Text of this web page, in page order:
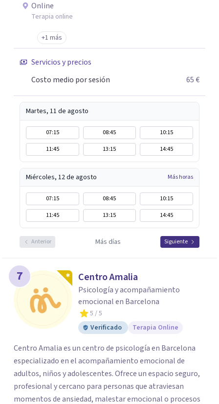
Online
Terapia online
+1 más
Servicios y precios
Costo medio por sesión
65 €
Martes, 11 de agosto
07:15 08:45
10:15
11:45
13:15 14:45
Miércoles, 12 de agosto Más horas
07:15 08:45
10:15
11:45
13:15 14:45
Anterior Más días Siguiente
7 Centro Amalia
Psicología y acompañamiento
emocional en Barcelona
5 / 5
Verificado
Terapia Online
Centro Amalia es un centro de psicología en Barcelona
especializado en el acompañamiento emocional de
adultos, niños y adolescentes. Ofrece un espacio seguro,
profesional y cercano para personas que atraviesan
momentos de ansiedad, malestar emocional o procesos